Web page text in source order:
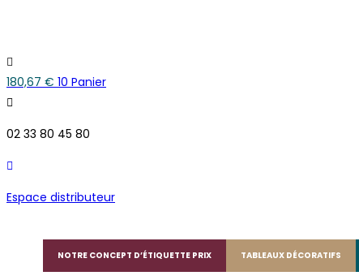
180,67 € 10 Panier
02 33 80 45 80
Espace distributeur
NOTRE CONCEPT D’ÉTIQUETTE PRIX TABLEAUX DÉCORATIFS